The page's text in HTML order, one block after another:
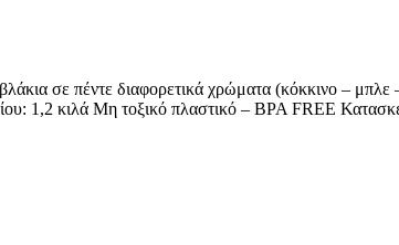
σε πέντε διαφορετικά χρώματα (κόκκινο –
1,2 κιλά Μη τοξικό πλαστικό – BPA FREE